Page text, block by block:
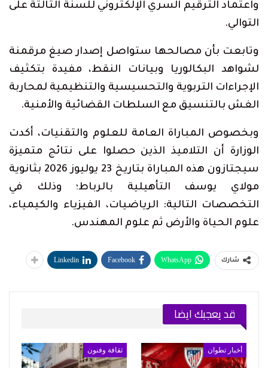
واعتماد الترقيم السري الإلكتروني للسنة الثالثة على
التوالي.
وتابعت بأن مصالحها ستواصل إصدار صيغ مرقمنة
لشواهد البكالوريا وبيانات النقط، مفيدة بتكثيف
الإجراءات التربوية والتحسيسية والتنظيمية لمحاربة
الغش بالتنسيق مع السلطات القضائية والأمنية.
وبخصوص المباراة العامة للعلوم والتقنيات، أكدت
الوزارة أن التلاميذ الذين حصلوا على نتائج متميزة
سيجتازون هذه المباراة بتاريخ 23 يوليوز 2026 بثانوية
مولاي يوسف التأهيلية بالرباط؛ وذلك في
التخصصات التالية: الرياضيات، الفيزياء والكيمياء،
علوم الحياة والأرض ثم علوم المهندس.
شارك WhatsApp
Facebook
Linkedin
قد يعجبك ايضا
أخبار تطوان ثقافة وفنون